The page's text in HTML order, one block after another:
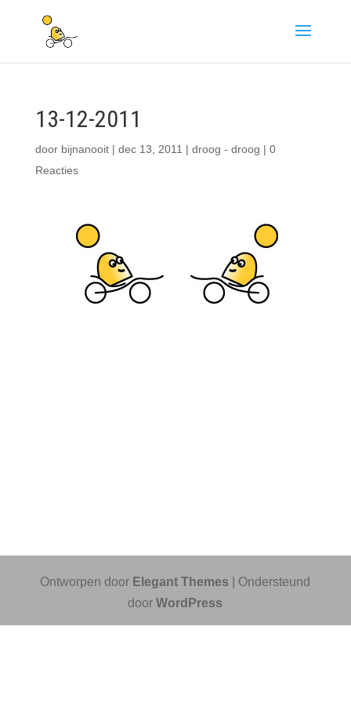
13-12-2011
door bijnanooit| dec 13, 2011 | droog - droog | 0
Reacties
Ontworpen door Elegant Themes | Ondersteund
doorWordPress